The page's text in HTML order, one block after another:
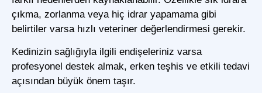
çıkma, zorlanma veya hiç idrar yapamama gibi
belirtiler varsa hızlı veteriner değerlendirmesi gerekir.
Kedinizin sağlığıyla ilgili endişeleriniz varsa
profesyonel destek almak, erken teşhis ve etkili tedavi
açısından büyük önem taşır.